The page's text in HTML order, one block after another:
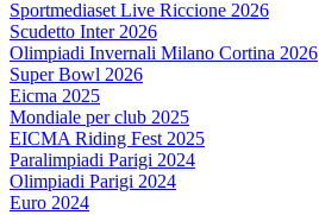
Sportmediaset Live Riccione 2026
Scudetto Inter 2026
Olimpiadi Invernali Milano Cortina 2026
Super Bowl 2026
Eicma 2025
Mondiale per club 2025
EICMA Riding Fest 2025
Paralimpiadi Parigi 2024
Olimpiadi Parigi 2024
Euro 2024